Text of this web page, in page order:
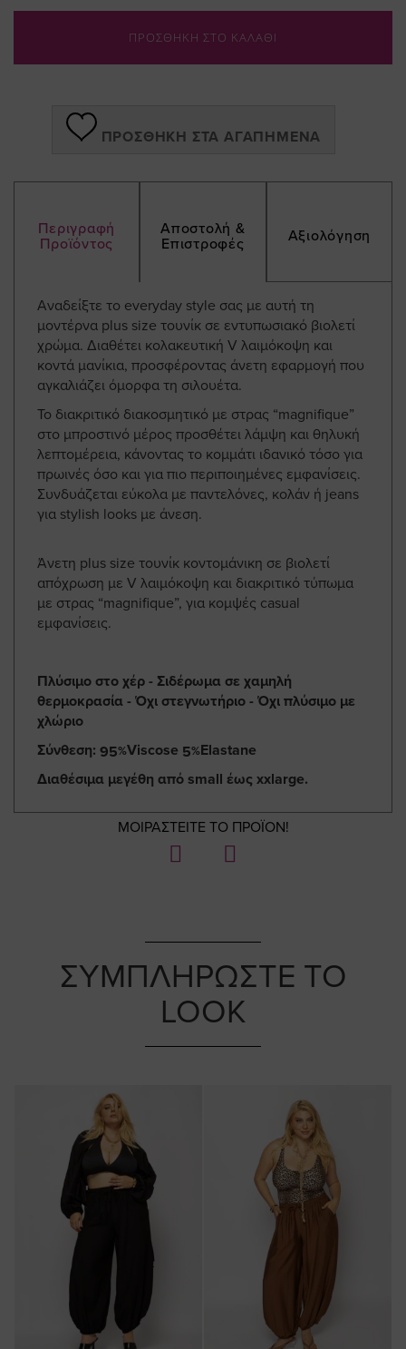
ΠΡΟΣΘΗΚΗ ΣΤΟ ΚΑΛΑΘΙ
ΠΡΟΣΘΉΚΗ ΣΤΑ ΑΓΑΠΗΜΈΝΑ
Περιγραφή
Προϊόντος
Αποστολή &
Επιστροφές
Αξιολόγηση
Αναδείξτε το everyday style σας με αυτή τη
μοντέρνα plus size τουνίκ σε εντυπωσιακό βιολετί
χρώμα. Διαθέτει κολακευτική V λαιμόκοψη και
κοντά μανίκια, προσφέροντας άνετη εφαρμογή που
αγκαλιάζει όμορφα τη σιλουέτα.
Το διακριτικό διακοσμητικό με στρας “magnifique”
στο μπροστινό μέρος προσθέτει λάμψη και θηλυκή
λεπτομέρεια, κάνοντας το κομμάτι ιδανικό τόσο για
πρωινές όσο και για πιο περιποιημένες εμφανίσεις.
Συνδυάζεται εύκολα με παντελόνες, κολάν ή jeans
για stylish looks με άνεση.
Άνετη plus size τουνίκ κοντομάνικη σε βιολετί
απόχρωση με V λαιμόκοψη και διακριτικό τύπωμα
με στρας “magnifique”, για κομψές casual
εμφανίσεις.
Πλύσιμο στο χέρ - Σιδέρωμα σε χαμηλή
θερμοκρασία - Όχι στεγνωτήριο - Όχι πλύσιμο με
χλώριο
Σύνθεση: 95%Viscose 5%Elastane
Διαθέσιμα μεγέθη από small έως xxlarge.
ΜΟΙΡΑΣΤΕΙΤΕ ΤΟ ΠΡΟΪΟΝ!
ΣΥΜΠΛΗΡΩΣΤΕ ΤΟ
LOOK